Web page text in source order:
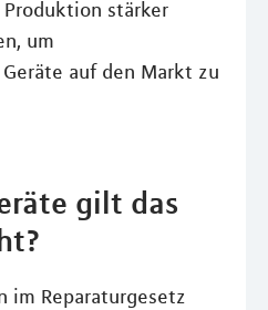
stärker
um
auf den Markt zu
gilt das
im Reparaturgesetz